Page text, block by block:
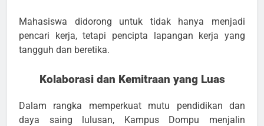
Mahasiswa didorong untuk tidak hanya menjadi
pencari kerja, tetapi pencipta lapangan kerja yang
tangguh dan beretika.
Kolaborasi dan Kemitraan yang Luas
Dalam rangka memperkuat mutu pendidikan dan
daya saing lulusan, Kampus Dompu menjalin